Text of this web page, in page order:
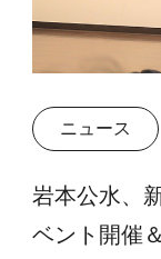
ニュース
岩本公水、
ベント開催